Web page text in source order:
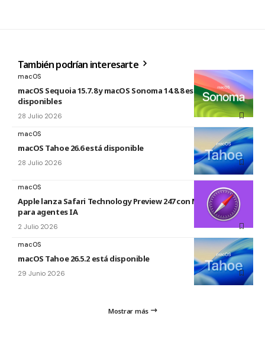
También podrían interesarte
macOS
macOS Sequoia 15.7.8 y macOS Sonoma 14.8.8 están
disponibles
28 Julio 2026
macOS
macOS Tahoe 26.6 está disponible
28 Julio 2026
macOS
Apple lanza Safari Technology Preview 247 con MCP Server
para agentes IA
2 Julio 2026
macOS
macOS Tahoe 26.5.2 está disponible
29 Junio 2026
Mostrar más